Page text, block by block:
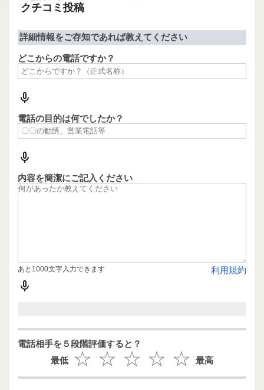
クチコミ投稿
詳細情報をご存知であれば教えてください
どこからの電話ですか？
電話の目的は何でしたか？
内容を簡潔にご記入ください
利用規約
あと1000文字入力できます
電話相手を５段階評価すると？
最低
最高